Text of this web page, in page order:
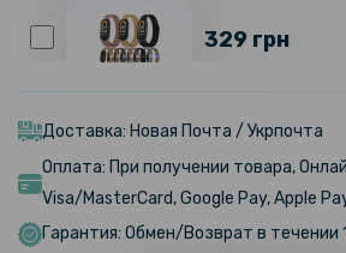
329 грн
Ремешок Milanese Magnetic для
199 грн
Ремешок Textile Elastic для Xiaomi Smart
Доставка: Новая Почта / Укрпочта
Оплата: При получении товара,
Visa/MasterCard, Google Pay, Apple
Гарантия: Обмен/Возврат в течении